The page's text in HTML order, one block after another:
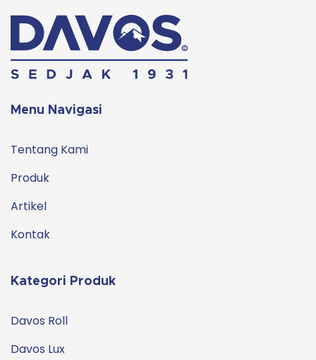
Menu Navigasi
Tentang Kami
Produk
Artikel
Kontak
Kategori Produk
Davos Roll
Davos Lux